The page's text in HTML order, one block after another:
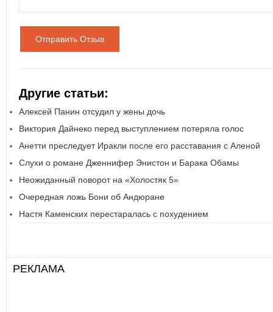
Отправить Отзыв
Другие статьи:
Алексей Панин отсудил у жены дочь
Виктория Дайнеко перед выступлением потеряла голос
Анетти преследует Иракли после его расставания с Аленой
Слухи о романе Дженнифер Энистон и Барака Обамы
Неожиданный поворот на «Холостяк 5»
Очередная ложь Бони об Андюране
Настя Каменских перестаралась с похудением
РЕКЛАМА